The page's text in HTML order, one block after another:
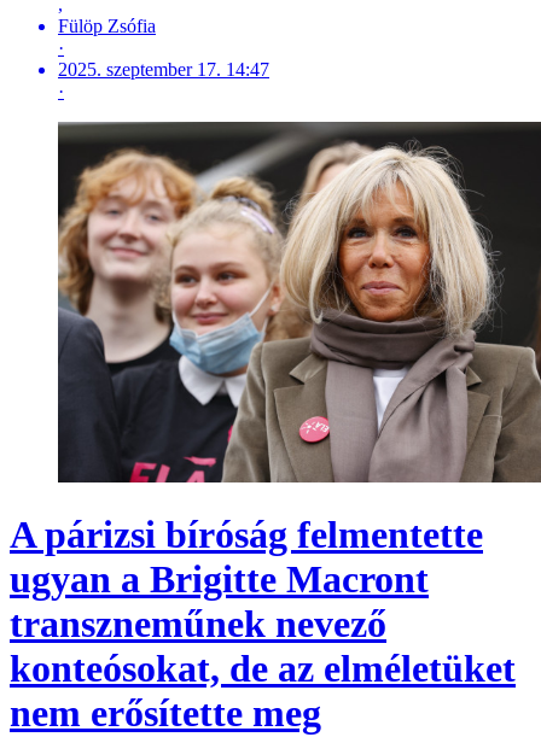
Fülöp Zsófia
·
2025. szeptember 17. 14:47
·
A párizsi bíróság felmentette
ugyan a Brigitte Macront
transzneműnek nevező
konteósokat, de az elméletüket
nem erősítette meg